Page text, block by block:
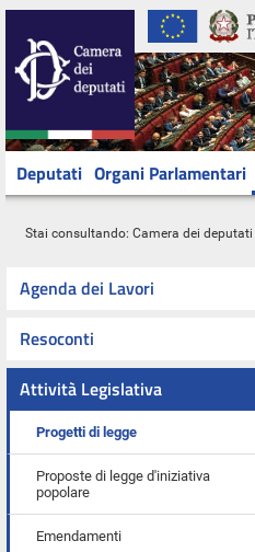
Deputati Organi Parlamentari
Stai consultando: Camera dei deputati
Agenda dei Lavori
Resoconti
Attività Legislativa
Progetti di legge
Proposte di legge d'iniziativa
popolare
Emendamenti